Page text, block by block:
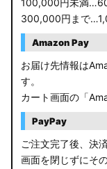
100,000円未満
300,000円まで
Amazon Pay
お届け先情報は
す。
カート画面の「
PayPay
ご注文完了後、決
画面を閉じずにそ